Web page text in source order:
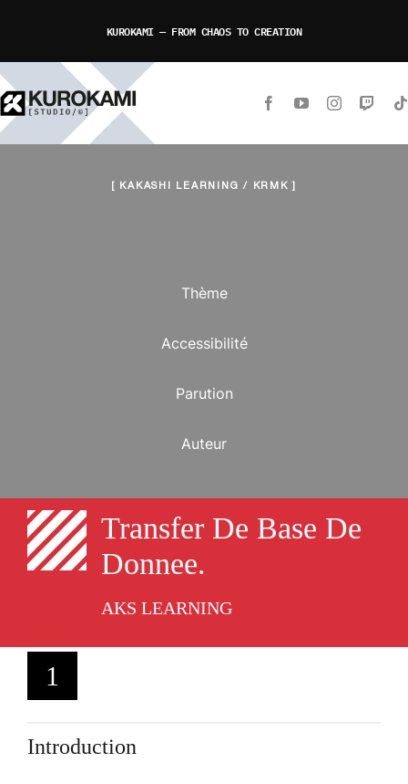
contenu
KUROKAMI — FROM CHAOS TO CREATION
[ KAKASHI LEARNING / KRMK ]
Thème
Accessibilité
Parution
Auteur
Transfer De Base De
Donnee.
AKS LEARNING
1
Introduction